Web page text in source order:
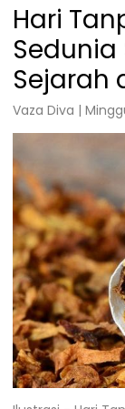
Hari
Sedunia
Sejarah
Vaza Diva |